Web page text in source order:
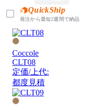
QuickShip
発注から最短2週間で納品
Coccole
CLT08
定価/上代:
都度見積